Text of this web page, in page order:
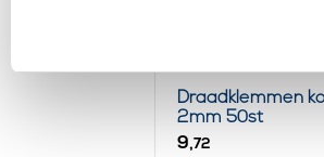
Draadklemmen
2mm 50st
9,72